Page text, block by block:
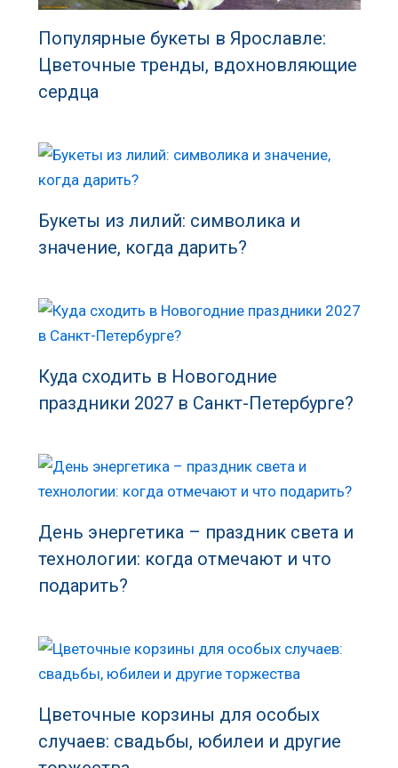
Популярные букеты в Ярославле:
Цветочные тренды, вдохновляющие
сердца
Букеты из лилий: символика и
значение, когда дарить?
Куда сходить в Новогодние
праздники 2027 в Санкт-Петербурге?
День энергетика – праздник света и
технологии: когда отмечают и что
подарить?
Цветочные корзины для особых
случаев: свадьбы, юбилеи и другие